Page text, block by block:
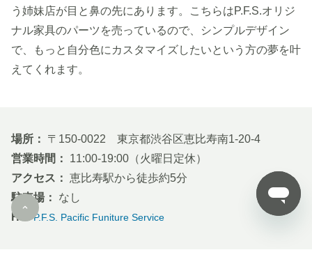
う姉妹店が目と鼻の先にあります。こちらはP.F.S.オリジ
ナル家具のパーツを売っているので、シンプルデザイン
で、もっと自分色にカスタマイズしたいという方の夢を叶
えてくれます。
場所： 〒150-0022 東京都渋谷区恵比寿南1-20-4
営業時間： 11:00-19:00（火曜日定休）
アクセス： 恵比寿駅から徒歩約5分
駐車場： なし
HP:P.F.S. Pacific Funiture Service